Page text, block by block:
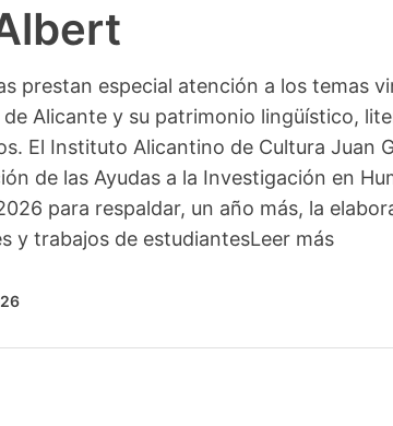
prestan especial atención a los temas
Alicante y su patrimonio lingüístico,
El Instituto Alicantino de Cultura Juan
de las Ayudas a la Investigación en
para respaldar, un año más, la
y trabajos de estudiantesLeer más